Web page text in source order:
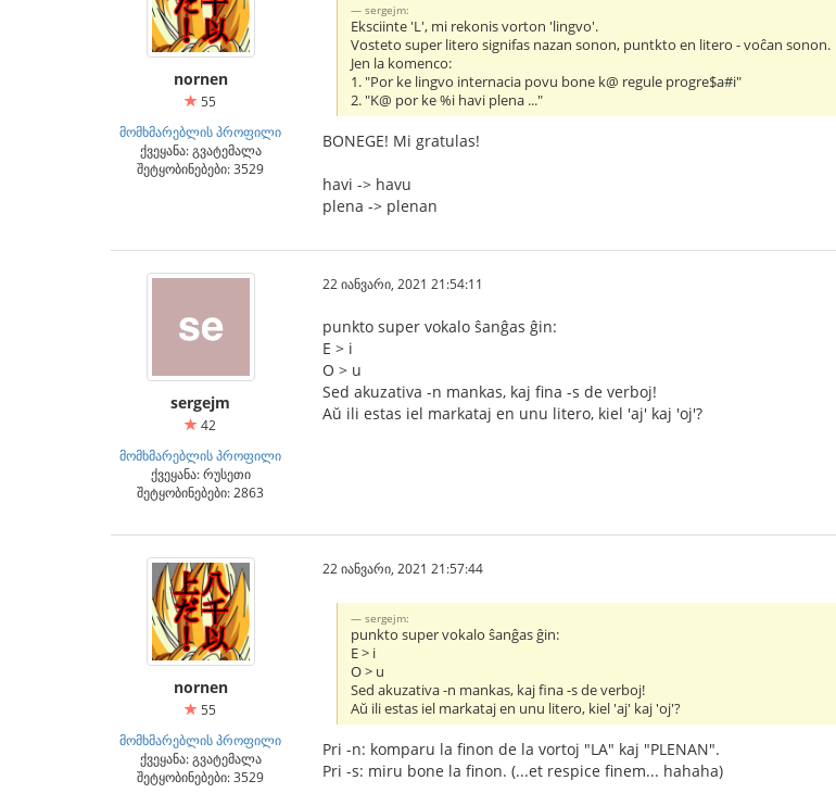
nornen
55
მომხმარებლის პროფილი
ქვეყანა: გვატემალა
შეტყობინებები: 3529
sergejm:
Eksciinte 'L', mi rekonis vorton 'lingvo'.
Vosteto super litero signifas nazan sonon, puntkto en litero - voĉan sonon.
Jen la komenco:
1. "Por ke lingvo internacia povu bone k@ regule progre$a#i"
2. "K@ por ke %i havi plena ..."
BONEGE! Mi gratulas!
havi -> havu
plena -> plenan
sergejm
42
მომხმარებლის პროფილი
ქვეყანა: რუსეთი
შეტყობინებები: 2863
22 იანვარი, 2021 21:54:11
punkto super vokalo ŝanĝas ĝin:
E > i
O > u
Sed akuzativa -n mankas, kaj fina -s de verboj!
Aŭ ili estas iel markataj en unu litero, kiel 'aj' kaj 'oj'?
nornen
55
მომხმარებლის პროფილი
ქვეყანა: გვატემალა
შეტყობინებები: 3529
22 იანვარი, 2021 21:57:44
sergejm:
punkto super vokalo ŝanĝas ĝin:
E > i
O > u
Sed akuzativa -n mankas, kaj fina -s de verboj!
Aŭ ili estas iel markataj en unu litero, kiel 'aj' kaj 'oj'?
Pri -n: komparu la finon de la vortoj "LA" kaj "PLENAN".
Pri -s: miru bone la finon. (...et respice finem... hahaha)